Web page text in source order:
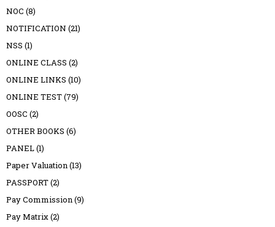
NOC (8)
NOTIFICATION (21)
NSS (1)
ONLINE CLASS (2)
ONLINE LINKS (10)
ONLINE TEST(79)
OOSC (2)
OTHER BOOKS (6)
PANEL(1)
Paper Valuation(13)
PASSPORT(2)
Pay Commission(9)
Pay Matrix(2)